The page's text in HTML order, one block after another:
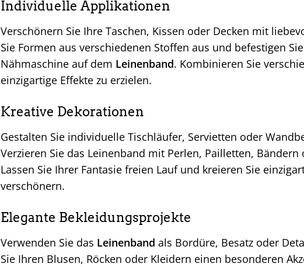
Individuelle Applikationen
Verschönern Sie Ihre Taschen, Kissen oder Decken mit
Sie Formen aus verschiedenen Stoffen aus und befestigen
Nähmaschine auf dem Leinenband. Kombinieren Sie
einzigartige Effekte zu erzielen.
Kreative Dekorationen
Gestalten Sie individuelle Tischläufer, Servietten oder
Verzieren Sie das Leinenband mit Perlen, Pailletten,
Lassen Sie Ihrer Fantasie freien Lauf und kreieren Sie
verschönern.
Elegante Bekleidungsprojekte
Verwenden Sie das Leinenband als Bordüre, Besatz oder
Sie Ihren Blusen, Röcken oder Kleidern einen besonderen